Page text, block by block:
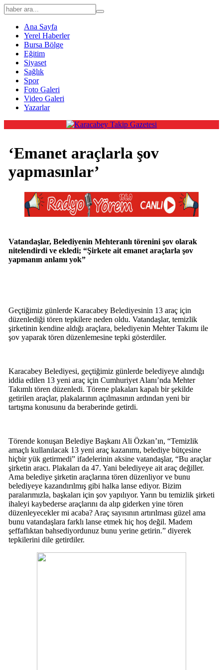
Ana Sayfa
Yerel Haberler
Bursa Bölge
Eğitim
Siyaset
Sağlık
Spor
Foto Galeri
Video Galeri
Yazarlar
‘Emanet araçlarla şov
yapmasınlar’
Vatandaşlar, Belediyenin Mehteranlı törenini şov olarak
nitelendirdi ve ekledi; “Şirkete ait emanet araçlarla şov
yapmanın anlamı yok”
Geçtiğimiz günlerde Karacabey Belediyesinin 13 araç için
düzenlediği tören tepkilere neden oldu. Vatandaşlar, temizlik
şirketinin kendine aldığı araçlara, belediyenin Mehter Takımı ile
şov yaparak tören düzenlemesine tepki gösterdiler.
Karacabey Belediyesi, geçtiğimiz günlerde belediyeye alındığı
iddia edilen 13 yeni araç için Cumhuriyet Alanı’nda Mehter
Takımlı tören düzenledi. Törene plakaları kapalı bir şekilde
getirilen araçlar, plakalarının açılmasının ardından yeni bir
tartışma konusunu da beraberinde getirdi.
Törende konuşan Belediye Başkanı Ali Özkan’ın, “Temizlik
amaçlı kullanılacak 13 yeni araç kazanımı, belediye bütçesine
hiçbir yük getirmedi” ifadelerinin aksine vatandaşlar, “Bu araçlar
şirketin aracı. Plakaları da 47. Yani belediyeye ait araç değiller.
Ama belediye şirketin araçlarına tören düzenliyor ve bunu
belediyeye kazandırılmış gibi halka lanse ediyor. Bizim
paralarımızla, başkaları için şov yapılıyor. Yarın bu temizlik şirketi
ihaleyi kaybederse araçlarını da alıp giderken yine tören
düzenleyecekler mi acaba? Araç sayısının artırılması güzel ama
bunu vatandaşlara farklı lanse etmek hiç hoş değil. Madem
şeffaflıktan bahsediyordunuz bunu yerine getirin.” diyerek
tepkilerini dile getirdiler.